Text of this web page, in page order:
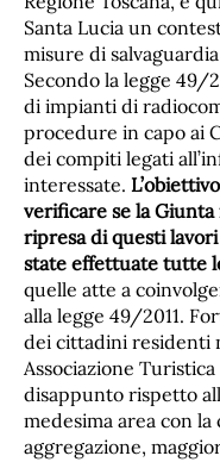
Santa Lucia un
misure di
Secondo la legge 49/
di impianti di
procedure in capo ai
dei compiti legati
interessate.
verificare se la Giunta
ripresa di questi
state effettuate tutte
quelle atte a
alla legge 49/2011.
dei cittadini residenti
Associazione
disappunto rispetto
medesima area con
aggregazione,